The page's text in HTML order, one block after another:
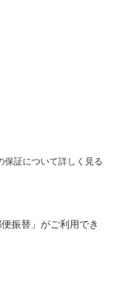
保証について詳しく見る
振替」がご利用でき